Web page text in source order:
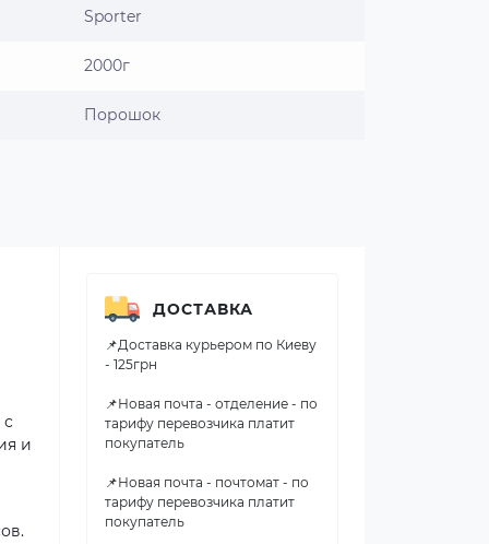
Sporter
2000г
Порошок
с
и
ДОСТАВКА
📌Доставка курьером по Киеву
- 125грн
📌Новая почта - отделение - по
тарифу перевозчика платит
покупатель
📌Новая почта - почтомат - по
тарифу перевозчика платит
покупатель